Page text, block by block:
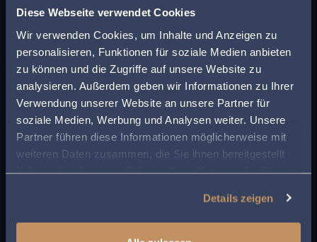
Diese Webseite verwendet Cookies
Wir verwenden Cookies, um Inhalte und Anzeigen zu
personalisieren, Funktionen für soziale Medien anbieten
zu können und die Zugriffe auf unsere Website zu
analysieren. Außerdem geben wir Informationen zu Ihrer
Verwendung unserer Website an unsere Partner für
soziale Medien, Werbung und Analysen weiter. Unsere
Partner führen diese Informationen möglicherweise mit
weiteren Daten zusammen, die Sie ihnen bereitgestellt
haben oder die sie im Rahmen Ihrer Nutzung der Dienste
Details zeigen
Weitere Themengebiete
AllgemeinArbeitsrecht Bankrecht
Baurecht Checklisten Covid-19 Spezial Cta
Datenschutz ErbrechtEuroparecht
Fachbeiträge Familienrecht Fußgänger
Handels- und Gesellschaftsrecht
InsolvenzrechtIT- und Medienrecht
Kosten- und Gebührenrecht LKW
Patent- und
Finden Sie den
passenden Anwalt in
Ihrer Nähe!
Geben Sie Ihre Postleitzahl ein, um beim Lesen
eines Beitrags sofort einen kompetenten
Anwalt in Ihrer Region angezeigt zu bekommen.
So sparen Sie Zeit und Mühe bei der Suche
nach rechtlicher Unterstützung.